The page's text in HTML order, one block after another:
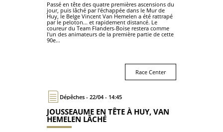
Passé en tête des quatre premières ascensions du
jour, puis lâché par l'échappée dans le Mur de
Huy, le Belge Vincent Van Hemelen a été rattrapé
par le peloton... et rapidement distancé. Le
coureur du Team Flanders-Boise restera comme
l'un des animateurs de la première partie de cette
90e...
Race Center
Dépêches - 22/04 - 14:45
JOUSSEAUME EN TÊTE À HUY, VAN
HEMELEN LÂCHÉ